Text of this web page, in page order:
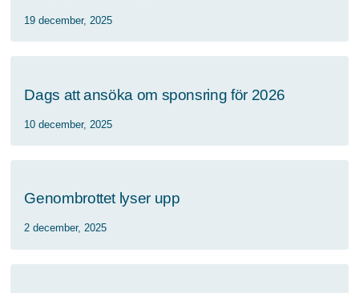
19 december, 2025
Dags att ansöka om sponsring för 2026
10 december, 2025
Genombrottet lyser upp
2 december, 2025